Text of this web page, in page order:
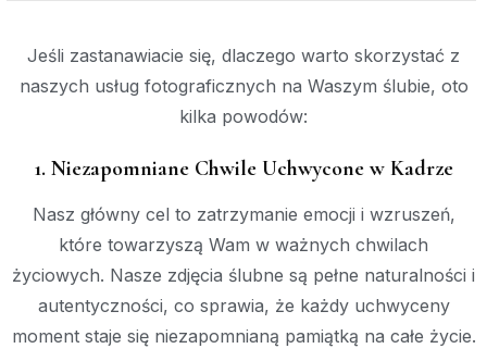
Jeśli zastanawiacie się, dlaczego warto skorzystać z
naszych usług fotograficznych na Waszym ślubie, oto
kilka powodów:
1. Niezapomniane Chwile Uchwycone w Kadrze
Nasz główny cel to zatrzymanie emocji i wzruszeń,
które towarzyszą Wam w ważnych chwilach
życiowych. Nasze zdjęcia ślubne są pełne naturalności i
autentyczności, co sprawia, że każdy uchwyceny
moment staje się niezapomnianą pamiątką na całe życie.